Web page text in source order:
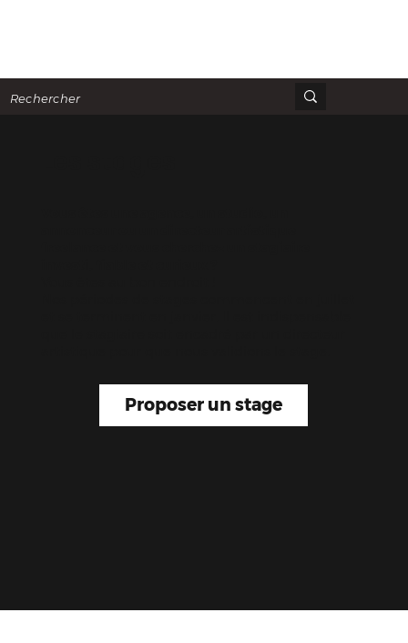
Proposer un stage